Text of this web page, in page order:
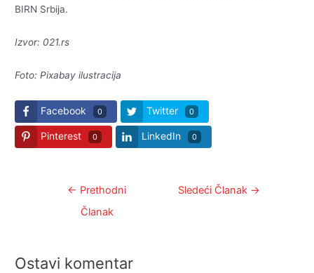
BIRN Srbija.
Izvor: 021.rs
Foto: Pixabay ilustracija
Facebook 0 Twitter 0
Pinterest 0 LinkedIn 0
Kretanje← Prethodni
Članak
Sledeći Članak →
Ostavi komentar